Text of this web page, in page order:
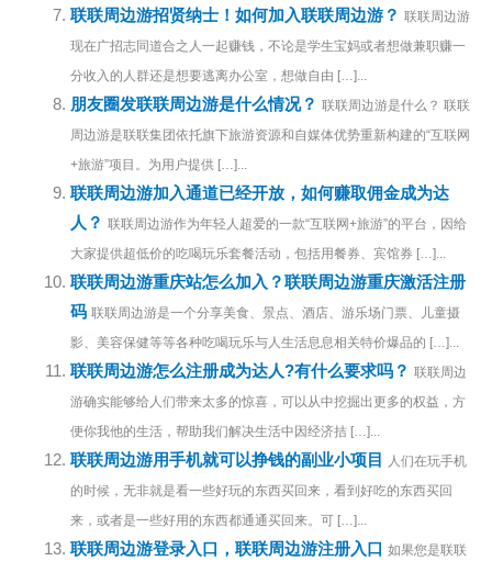
联联周边游招贤纳士！如何加入联联周边游？ 联联周边游
现在广招志同道合之人一起赚钱，不论是学生宝妈或者想做兼职赚一
分收入的人群还是想要逃离办公室，想做自由 […]...
朋友圈发联联周边游是什么情况？ 联联周边游是什么？ 联联
周边游是联联集团依托旗下旅游资源和自媒体优势重新构建的“互联网
+旅游”项目。为用户提供 […]...
联联周边游加入通道已经开放，如何赚取佣金成为达
人？ 联联周边游作为年轻人超爱的一款“互联网+旅游”的平台，因给
大家提供超低价的吃喝玩乐套餐活动，包括用餐券、宾馆券 […]...
联联周边游重庆站怎么加入？联联周边游重庆激活注册
码 联联周边游是一个分享美食、景点、酒店、游乐场门票、儿童摄
影、美容保健等等各种吃喝玩乐与人生活息息相关特价爆品的 […]...
联联周边游怎么注册成为达人?有什么要求吗？ 联联周边
游确实能够给人们带来太多的惊喜，可以从中挖掘出更多的权益，方
便你我他的生活，帮助我们解决生活中因经济拮 […]...
联联周边游用手机就可以挣钱的副业小项目 人们在玩手机
的时候，无非就是看一些好玩的东西买回来，看到好吃的东西买回
来，或者是一些好用的东西都通通买回来。可 […]...
联联周边游登录入口，联联周边游注册入口 如果您是联联